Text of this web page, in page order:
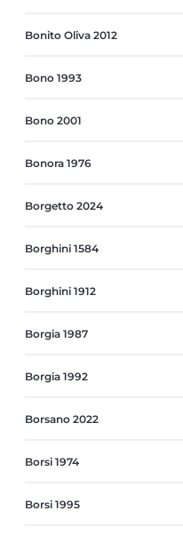
Bonito Oliva 2012
Bono 1993
Bono 2001
Bonora 1976
Borgetto 2024
Borghini 1584
Borghini 1912
Borgia 1987
Borgia 1992
Borsano 2022
Borsi 1974
Borsi 1995